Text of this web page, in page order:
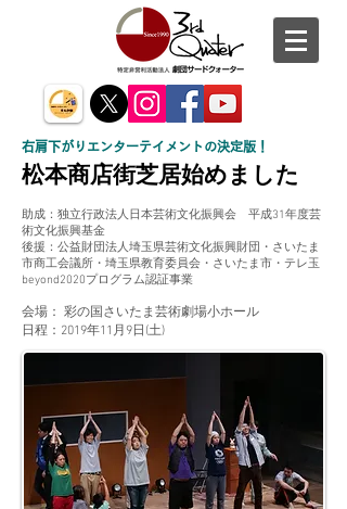
右肩下がりエンターテイメントの決定版！
松本商店街芝居始めました
助成：独立行政法人日本芸術文化振興会 平成31年度芸
術文化振興基金
後援：公益財団法人埼玉県芸術文化振興財団・さいたま
市商工会議所・埼玉県教育委員会・さいたま市・テレ玉
​beyond2020プログラム認証事業
会場： 彩の国さいたま芸術劇場小ホール
日程：2019年11月9日(土)